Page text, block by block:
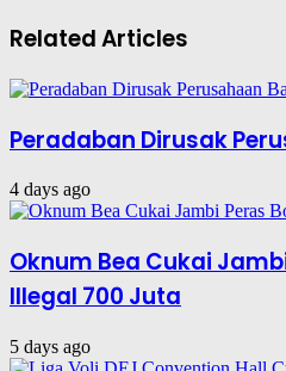
Related Articles
Peradaban Dirusak
4 days ago
Oknum Bea Cukai
Illegal 700 Juta
5 days ago